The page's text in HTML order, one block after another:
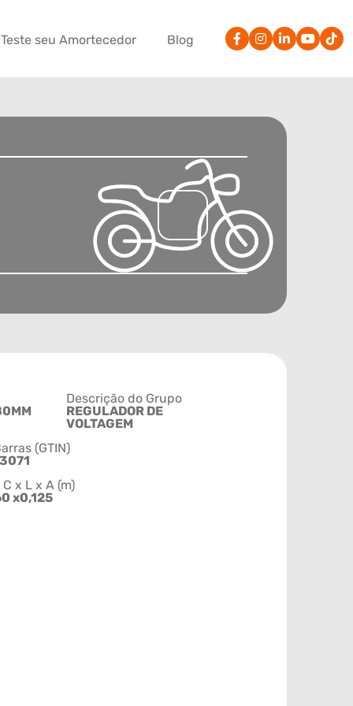
Teste seu Amortecedor Blog
Descrição do Grupo
REGULADOR DE
VOLTAGEM
(GTIN)
x L x A (m)
x0,125